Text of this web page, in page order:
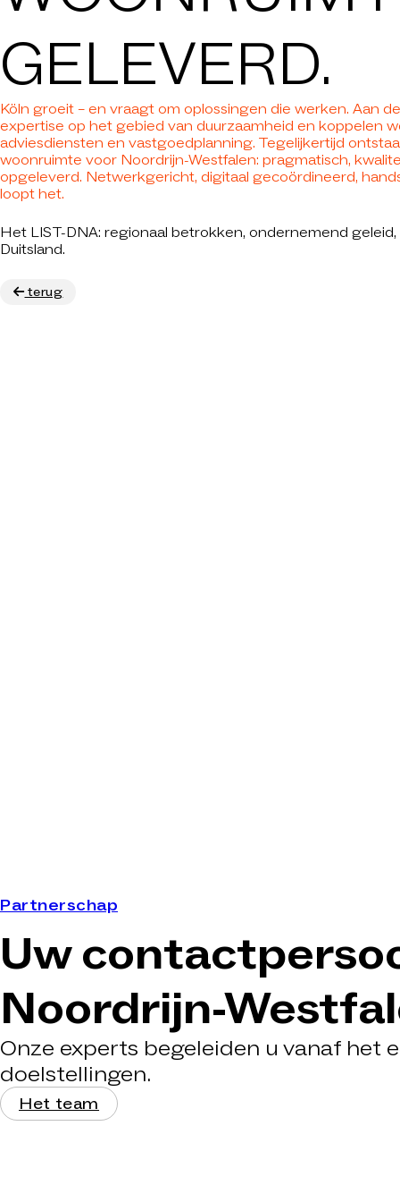
GELEVERD.
Köln groeit – en vraagt om oplossingen die werken. Aan
expertise op het gebied van duurzaamheid en koppelen
adviesdiensten en vastgoedplanning. Tegelijkertijd
woonruimte voor Noordrijn-Westfalen: pragmatisch,
opgeleverd. Netwerkgericht, digitaal gecoördineerd,
loopt het.
Het LIST-DNA: regionaal betrokken, ondernemend
Duitsland.
terug
Partnerschap
Uw
Noordrijn-
Onze experts begeleiden u vanaf
doelstellingen.
Het team